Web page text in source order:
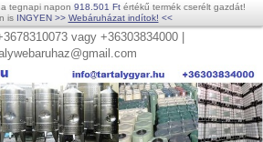
tegnapi napon 918.501 Ft értékű termék cserélt gazdát!
is INGYEN >> Webáruházat indítok! <<
vagy +36303834000 |